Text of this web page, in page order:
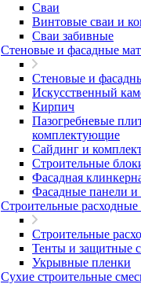
Сваи
Винтовые сваи и
Сваи забивные
Стеновые и фасадные
Стеновые и
Искусственный
Кирпич
Пазогребневые
комплектующие
Сайдинг и
Строительные
Фасадная
Фасадные панели
Строительные
Строительные
Тенты и защитные
Укрывные пленки
Сухие строительные